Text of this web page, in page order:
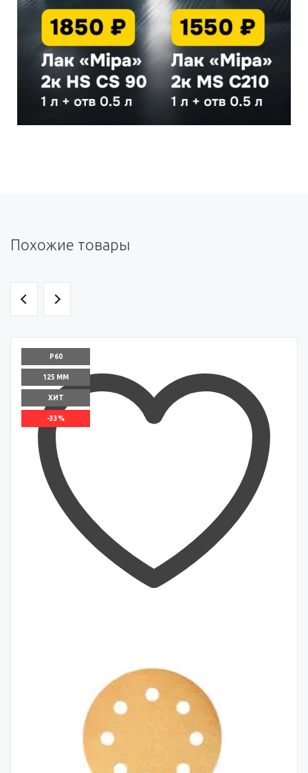
Похожие товары
P60
125 ММ
ХИТ
-33%